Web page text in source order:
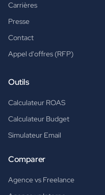
Carrières
Presse
Contact
Appel d'offres (RFP)
Outils
Calculateur ROAS
Calculateur Budget
Simulateur Email
Comparer
Agence vs Freelance